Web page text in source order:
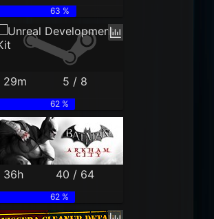
63 %
29m 5 / 8
62 %
36h 40 / 64
62 %